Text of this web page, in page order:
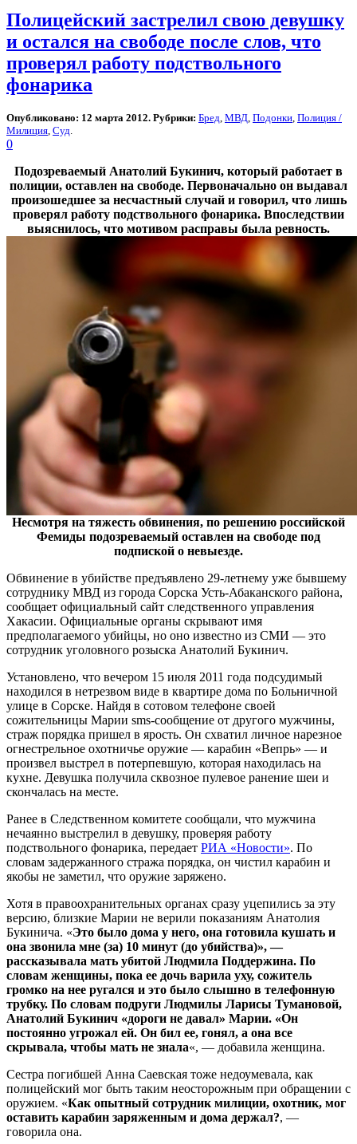
Полицейский застрелил свою девушку
и остался на свободе после слов, что
проверял работу подствольного
фонарика
Опубликовано: 12 марта 2012. Рубрики: Бред МВД Подонки Полиция /
Милиция Суд
0
Подозреваемый Анатолий Букинич, который работает в
полиции, оставлен на свободе. Первоначально он выдавал
произошедшее за несчастный случай и говорил, что лишь
проверял работу подствольного фонарика. Впоследствии
выяснилось, что мотивом расправы была ревность.
Несмотря на тяжесть обвинения, по решению российской
Фемиды подозреваемый оставлен на свободе под
подпиской о невыезде.
Обвинение в убийстве предъявлено 29-летнему уже бывшему
сотруднику МВД из города Сорска Усть-Абаканского района,
сообщает официальный сайт следственного управления
Хакасии. Официальные органы скрывают имя
предполагаемого убийцы, но оно известно из СМИ — это
сотрудник уголовного розыска Анатолий Букинич.
Установлено, что вечером 15 июля 2011 года подсудимый
находился в нетрезвом виде в квартире дома по Больничной
улице в Сорске. Найдя в сотовом телефоне своей
сожительницы Марии sms-сообщение от другого мужчины,
страж порядка пришел в ярость. Он схватил личное нарезное
огнестрельное охотничье оружие — карабин «Вепрь» — и
произвел выстрел в потерпевшую, которая находилась на
кухне. Девушка получила сквозное пулевое ранение шеи и
скончалась на месте.
Ранее в Следственном комитете сообщали, что мужчина
нечаянно выстрелил в девушку, проверяя работу
подствольного фонарика, передает РИА «Новости». По
словам задержанного стража порядка, он чистил карабин и
якобы не заметил, что оружие заряжено.
Хотя в правоохранительных органах сразу уцепились за эту
версию, близкие Марии не верили показаниям Анатолия
Букинича. «Это было дома у него, она готовила кушать и
она звонила мне (за) 10 минут (до убийства)», —
рассказывала мать убитой Людмила Поддержина. По
словам женщины, пока ее дочь варила уху, сожитель
громко на нее ругался и это было слышно в телефонную
трубку. По словам подруги Людмилы Ларисы Тумановой,
Анатолий Букинич «дороги не давал» Марии. «Он
постоянно угрожал ей. Он бил ее, гонял, а она все
скрывала, чтобы мать не знала«, — добавила женщина.
Сестра погибшей Анна Саевская тоже недоумевала, как
полицейский мог быть таким неосторожным при обращении с
оружием. «Как опытный сотрудник милиции, охотник, мог
оставить карабин заряженным и дома держал?, —
говорила она.